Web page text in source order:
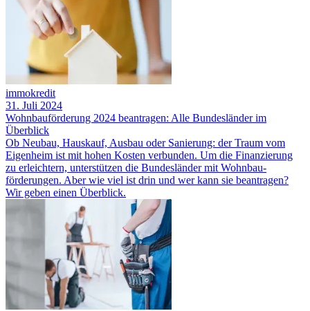
immokredit
31. Juli 2024
Wohnbauförderung 2024 beantragen: Alle Bundesländer im
Überblick
Ob Neubau, Hauskauf, Ausbau oder Sanierung: der Traum vom
Eigenheim ist mit hohen Kosten verbunden. Um die Finanzierung
zu erleichtern, unterstützen die Bundesländer mit Wohnbau­
förderungen. Aber wie viel ist drin und wer kann sie beantragen?
Wir geben einen Überblick.